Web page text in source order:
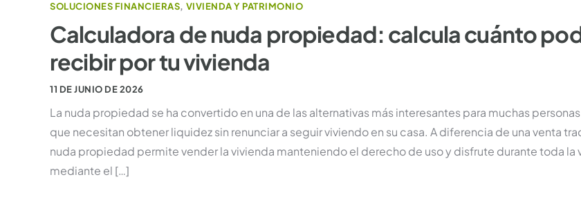
SOLUCIONES FINANCIERAS, VIVIENDA Y PATRIMONIO
Calculadora de nuda propiedad: calcula cuánto
recibir por tu vivienda
11 DE JUNIO DE 2026
La nuda propiedad se ha convertido en una de las alternativas más interesantes para muchas
que necesitan obtener liquidez sin renunciar a seguir viviendo en su casa. A diferencia de una venta
nuda propiedad permite vender la vivienda manteniendo el derecho de uso y disfrute durante toda la
mediante el […]